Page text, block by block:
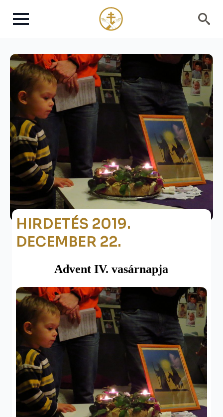
HIRDETÉS 2019.
DECEMBER 22.
Advent IV. vasárnapja